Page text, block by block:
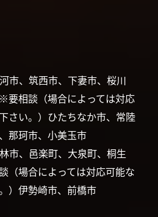
市、筑西市、下妻市、桜川
要相談（場合によっては対応
さい。）ひたちなか市、常陸
那珂市、小美玉市
市、邑楽町、大泉町、桐生
（場合によっては対応可能な
）伊勢崎市、前橋市